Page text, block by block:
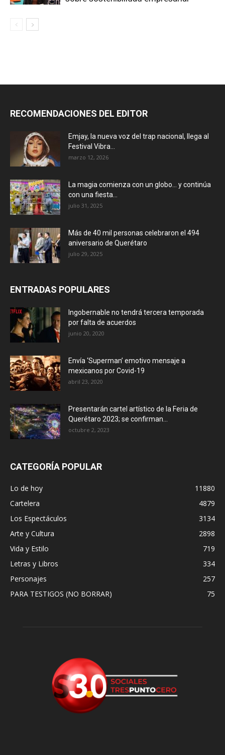
RECOMENDACIONES DEL EDITOR
Emjay, la nueva voz del trap nacional, llega al
Festival Vibra...
marzo 12, 2026
La magia comienza con un globo… y continúa
con una fiesta...
julio 31, 2025
Más de 40 mil personas celebraron el 494
aniversario de Querétaro
julio 29, 2025
ENTRADAS POPULARES
Ingobernable no tendrá tercera temporada
por falta de acuerdos
junio 20, 2020
Envía ‘Superman’ emotivo mensaje a
mexicanos por Covid-19
abril 23, 2020
Presentarán cartel artístico de la Feria de
Querétaro 2023; se confirman...
octubre 2, 2023
CATEGORÍA POPULAR
Lo de hoy
11880
Cartelera
4879
Los Espectáculos
3134
Arte y Cultura
2898
Vida y Estilo
719
Letras y Libros
334
Personajes
257
PARA TESTIGOS (NO BORRAR)
75